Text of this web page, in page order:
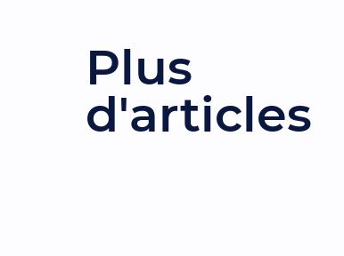
Plus
d'articles